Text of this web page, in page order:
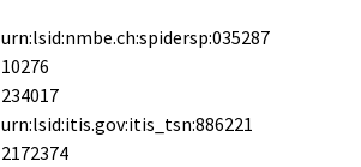
urn:lsid:nmbe.ch:spidersp:035287
10276
234017
urn:lsid:itis.gov:itis_tsn:886221
2172374